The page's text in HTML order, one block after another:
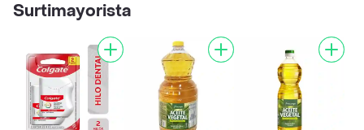
Surtimayorista